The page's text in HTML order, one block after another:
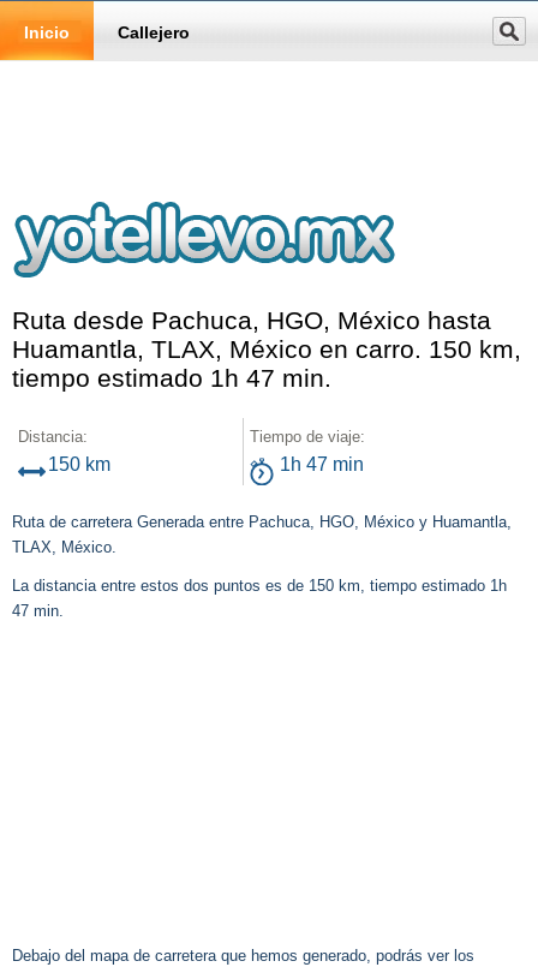
Inicio Callejero
Ruta desde Pachuca, HGO, México hasta
Huamantla, TLAX, México en carro. 150 km,
tiempo estimado 1h 47 min.
Distancia:
150 km
Tiempo de viaje:
1h 47 min
Ruta de carretera Generada entre Pachuca, HGO, México y Huamantla,
TLAX, México.
La distancia entre estos dos puntos es de 150 km, tiempo estimado 1h
47 min.
Debajo del mapa de carretera que hemos generado, podrás ver los